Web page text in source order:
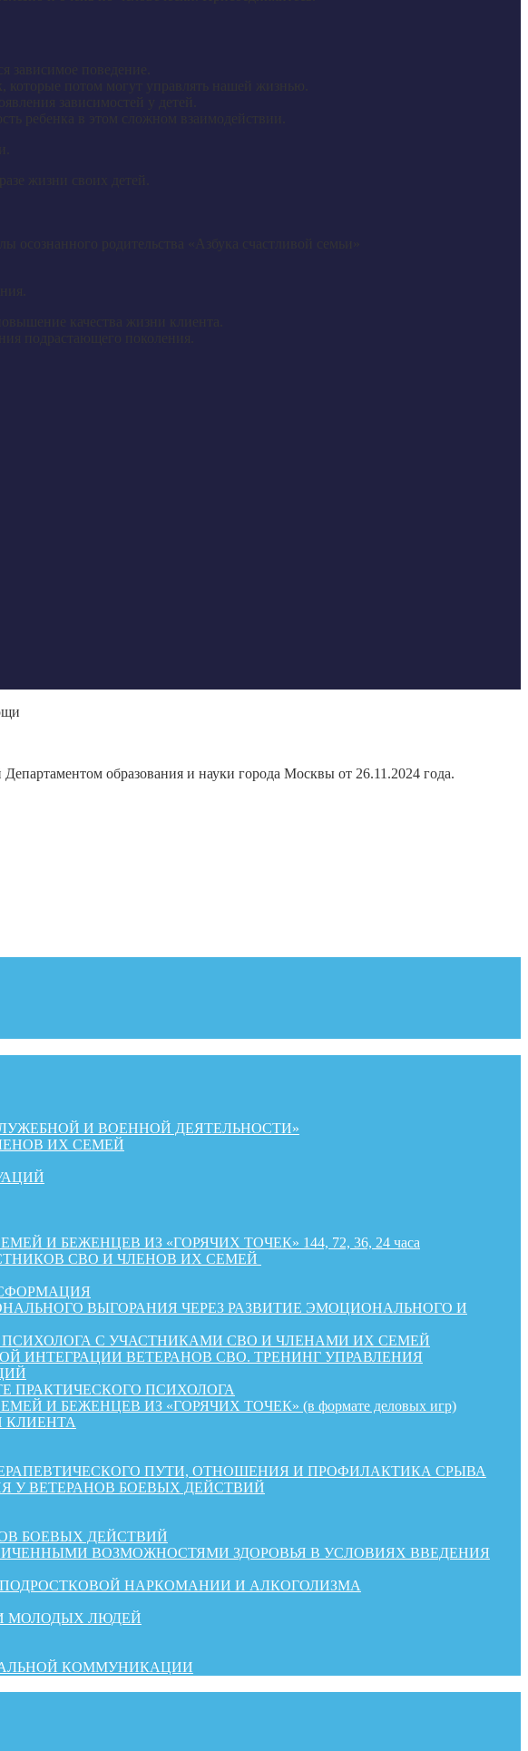
образования и науки города Москвы от 26.11.2024 года.
И ВОЕННОЙ ДЕЯТЕЛЬНОСТИ»
ИХ СЕМЕЙ
БЕЖЕНЦЕВ ИЗ «ГОРЯЧИХ ТОЧЕК» 144, 72, 36, 24 часа
СВО И ЧЛЕНОВ ИХ СЕМЕЙ
ВЫГОРАНИЯ ЧЕРЕЗ РАЗВИТИЕ ЭМОЦИОНАЛЬНОГО И
С УЧАСТНИКАМИ СВО И ЧЛЕНАМИ ИХ СЕМЕЙ
ИНТЕГРАЦИИ ВЕТЕРАНОВ СВО. ТРЕНИНГ УПРАВЛЕНИЯ
ПРАКТИЧЕСКОГО ПСИХОЛОГА
БЕЖЕНЦЕВ ИЗ «ГОРЯЧИХ ТОЧЕК» (в формате деловых игр)
КЛИЕНТА
ПУТИ, ОТНОШЕНИЯ И ПРОФИЛАКТИКА СРЫВА
У ВЕТЕРАНОВ БОЕВЫХ ДЕЙСТВИЙ
БОЕВЫХ ДЕЙСТВИЙ
ВОЗМОЖНОСТЯМИ ЗДОРОВЬЯ В УСЛОВИЯХ ВВЕДЕНИЯ
НАРКОМАНИИ И АЛКОГОЛИЗМА
МОЛОДЫХ ЛЮДЕЙ
КОММУНИКАЦИИ